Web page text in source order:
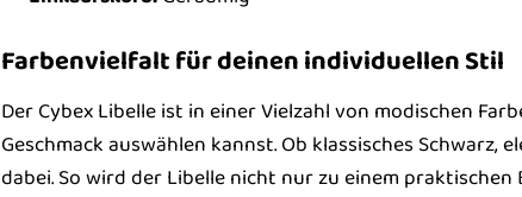
Farbenvielfalt für deinen individuellen Stil
Der Cybex Libelle ist in einer Vielzahl von modischen
Geschmack auswählen kannst. Ob klassisches
dabei. So wird der Libelle nicht nur zu einem